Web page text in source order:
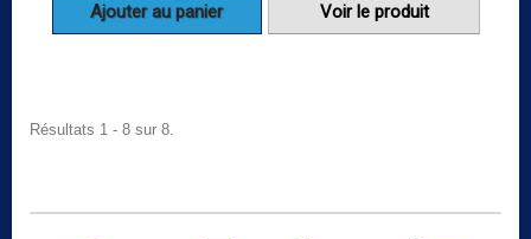
Ajouter au panier Voir le produit
Résultats 1 - 8 sur 8.